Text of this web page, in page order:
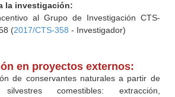
la investigación:
al Grupo de Investigación CTS-
(2017/CTS-358 - Investigador)
en proyectos externos:
de conservantes naturales a partir de
comestibles: extracción,